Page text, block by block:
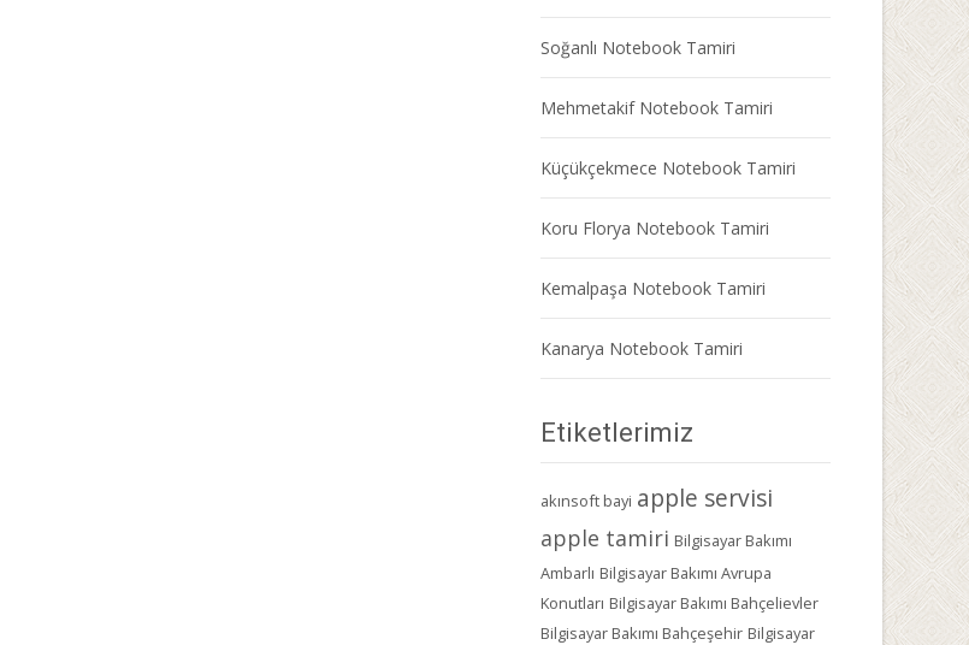
Soğanlı Notebook Tamiri
Mehmetakif Notebook Tamiri
Küçükçekmece Notebook Tamiri
Koru Florya Notebook Tamiri
Kemalpaşa Notebook Tamiri
Kanarya Notebook Tamiri
Etiketlerimiz
akınsoft bayi apple servisi
apple tamiri Bilgisayar Bakımı
Ambarlı Bilgisayar Bakımı Avrupa
Konutları Bilgisayar Bakımı Bahçelievler
Bilgisayar Bakımı Bahçeşehir Bilgisayar